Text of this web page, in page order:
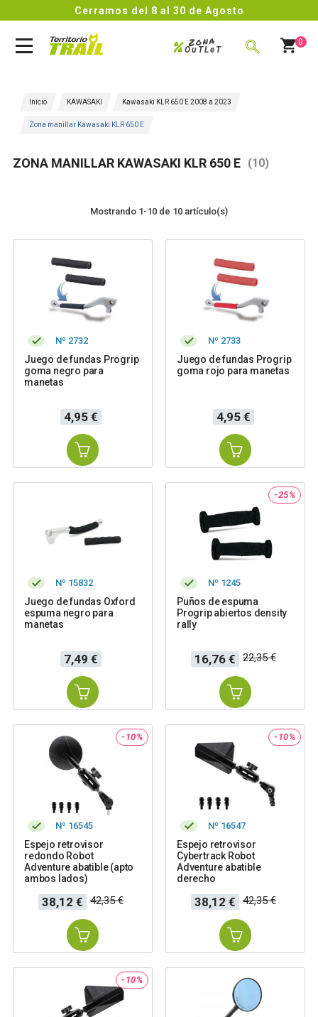
Cerramos del 8 al 30 de Agosto
Zona
%OuTLeT
0
Inicio KAWASAKI Kawasaki KLR 650 E 2008 a 2023
Zona manillar Kawasaki KLR 650 E
ZONA MANILLAR KAWASAKI KLR 650 E (10)
Mostrando 1-10 de 10 artículo(s)
Nº 2732
Juego de fundas Progrip
goma negro para
manetas
Precio
4,95 €
Nº 2733
Juego de fundas Progrip
goma rojo para manetas
Precio
4,95 €
Nº 15832
Juego de fundas Oxford
espuma negro para
manetas
Precio
7,49 €
-25%
Nº 1245
Puños de espuma
Progrip abiertos density
rally
Precio
16,76 €
Precio
base
22,35 €
-10%
Nº 16545
Espejo retrovisor
redondo Robot
Adventure abatible (apto
ambos lados)
Precio
38,12 €
Precio
base
42,35 €
-10%
Nº 16547
Espejo retrovisor
Cybertrack Robot
Adventure abatible
derecho
Precio
38,12 €
Precio
base
42,35 €
-10%